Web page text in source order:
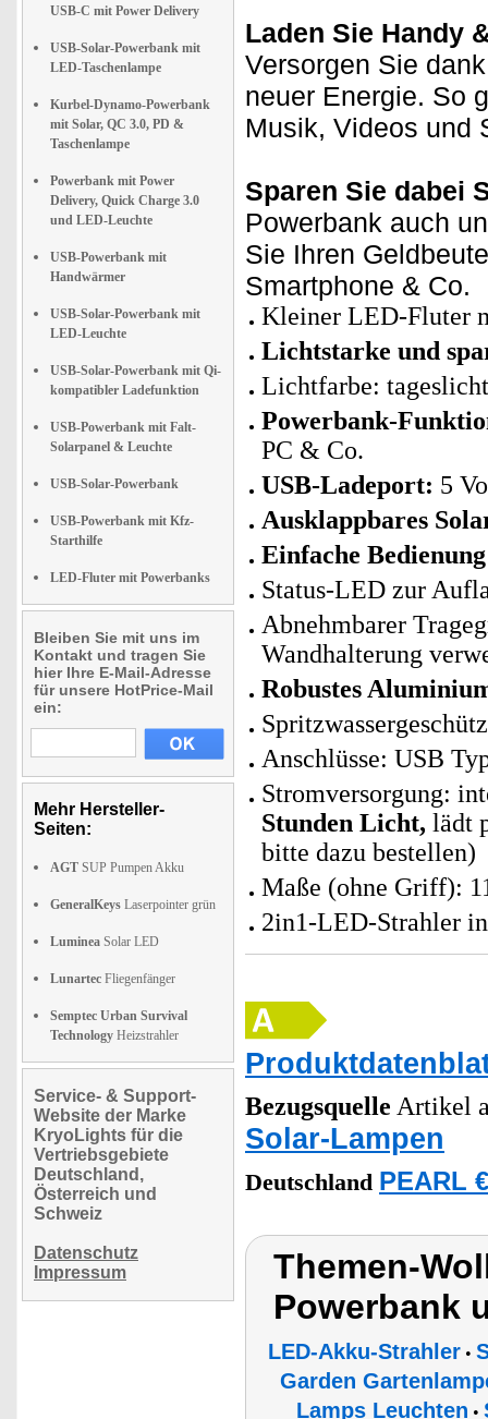
USB-C mit Power Delivery
USB-Solar-Powerbank mit
LED-Taschenlampe
Kurbel-Dynamo-Powerbank
mit Solar, QC 3.0, PD &
Taschenlampe
Powerbank mit Power
Delivery, Quick Charge 3.0
und LED-Leuchte
USB-Powerbank mit
Handwärmer
USB-Solar-Powerbank mit
LED-Leuchte
USB-Solar-Powerbank mit Qi-
kompatibler Ladefunktion
USB-Powerbank mit Falt-
Solarpanel & Leuchte
USB-Solar-Powerbank
USB-Powerbank mit Kfz-
Starthilfe
LED-Fluter mit Powerbanks
Bleiben Sie mit uns im
Kontakt und tragen Sie
hier Ihre E-Mail-Adresse
für unsere HotPrice-Mail
ein:
Mehr Hersteller-
Seiten:
AGT SUP Pumpen Akku
GeneralKeys Laserpointer grün
Luminea Solar LED
Lunartec Fliegenfänger
Semptec Urban Survival
Technology Heizstrahler
Service- & Support-
Website der Marke
KryoLights für die
Vertriebsgebiete
Deutschland,
Österreich und
Schweiz
Datenschutz
Impressum
Laden Sie Handy
Versorgen Sie
neuer Energie. So
Musik, Videos und
Sparen Sie dabei
Powerbank auch
Sie Ihren
Smartphone & Co.
Kleiner LED-Fluter
Lichtstarke und
Lichtfarbe:
Powerbank-
PC & Co.
USB-Ladeport: 5
Ausklappbares
Einfache
Status-LED zur
Abnehmbarer
Wandhalterung
Robustes
Anschlüsse: USB
Stromversorgung:
Stunden Licht, lädt
bitte dazu bestellen)
Maße (ohne Griff):
2in1-LED-Strahler
Bezugsquelle Artikel
Solar-Lampen
Deutschland PEARL
Themen-
Powerbank
LED-Akku-Strahler•
Garden
Lamps Leuchten •